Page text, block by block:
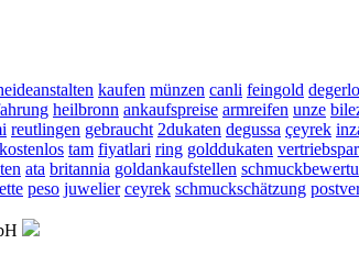
kaufen münzen canli feingold
heilbronn ankaufspreise armreifen unze
reutlingen gebraucht 2dukaten degussa çeyrek
kostenlos tam fiyatlari ring golddukaten
ata britannia goldankaufstellen
peso juwelier ceyrek schmuckschätzung